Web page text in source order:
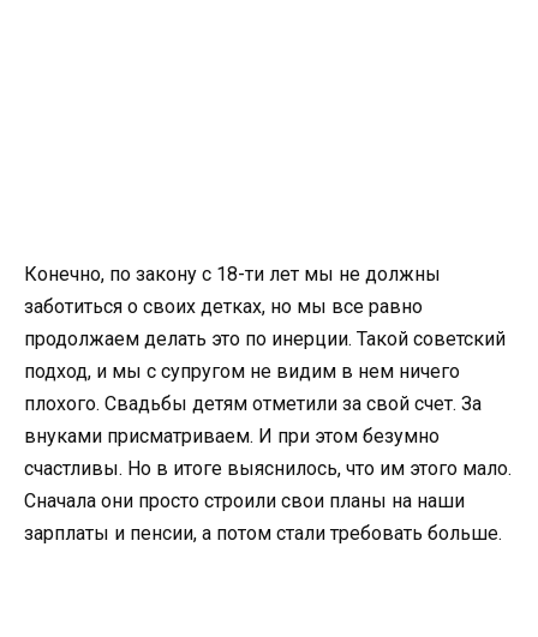
Конечно, по закону с 18-ти лет мы не должны
заботиться о своих детках, но мы все равно
продолжаем делать это по инерции. Такой советский
подход, и мы с супругом не видим в нем ничего
плохого. Свадьбы детям отметили за свой счет. За
внуками присматриваем. И при этом безумно
счастливы. Но в итоге выяснилось, что им этого мало.
Сначала они просто строили свои планы на наши
зарплаты и пенсии, а потом стали требовать больше.